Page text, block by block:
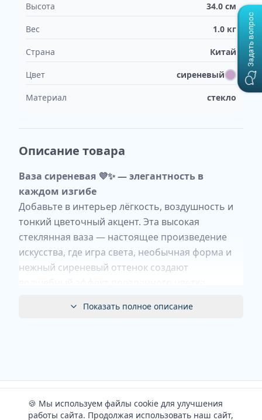
Высота 34.0 см
Вес 1.0 кг
Страна Китай
Цвет сиреневый
Материал стекло
Описание товара
Ваза сиреневая 💜✨ — элегантность в
каждом изгибе
Добавьте в интерьер лёгкость, воздушность и
тонкий цветочный акцент. Эта высокая
стеклянная ваза — настоящее произведение
искусства, где игра света, необычная форма и
нежный сиреневый оттенок создают
✨ Дизайн, который завораживает
динамичный, устремлённый вверх силуэт,
полный грации.
Показать полное описание
1 В корзину
🍪 Мы используем файлы cookie для улучшения
работы сайта. Продолжая использовать наш сайт,
Задать вопрос